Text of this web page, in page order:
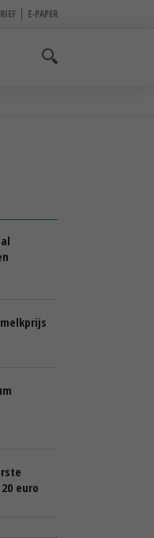
E-PAPER
euro